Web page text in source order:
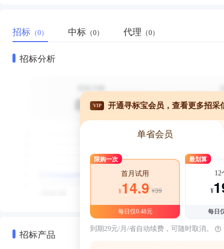
招标 （0） 中标 （0） 代理 （0）
招标分析
招标产品
VIP 开通寻标宝会员，查看更多招采
单省会员
限购一次
首月试用
¥14.9 ¥39
每日仅0.48元
最划算
12
¥
每日
到期29元/月/省自动续费，可随时取消。